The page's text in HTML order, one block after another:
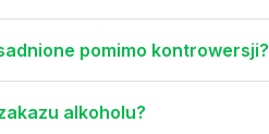
pomimo kontrowersji?
alkoholu?